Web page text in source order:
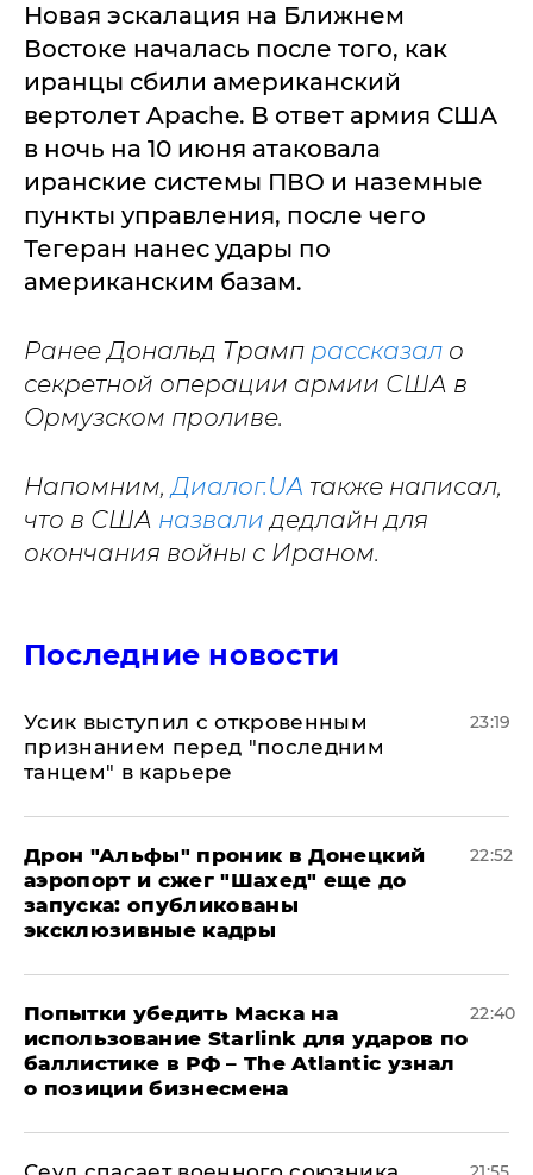
Новая эскалация на Ближнем
Востоке началась после того, как
иранцы сбили американский
вертолет Apache. В ответ армия США
в ночь на 10 июня атаковала
иранские системы ПВО и наземные
пункты управления, после чего
Тегеран нанес удары по
американским базам.
Ранее Дональд Трамп рассказал о
секретной операции армии США в
Ормузском проливе.
Напомним,Диалог.UA также написал,
что в США назвали дедлайн для
окончания войны с Ираном.
Последние новости
Усик выступил с откровенным
признанием перед "последним
танцем" в карьере
23:19
Дрон "Альфы" проник в Донецкий
аэропорт и сжег "Шахед" еще до
запуска: опубликованы
эксклюзивные кадры
22:52
Попытки убедить Маска на
использование Starlink для ударов по
баллистике в РФ – The Atlantic узнал
о позиции бизнесмена
22:40